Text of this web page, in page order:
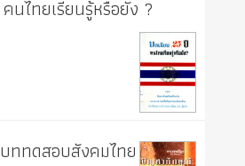
นไทยเรียนรู้หรือยัง ?
ทดสอบสังคมไทย